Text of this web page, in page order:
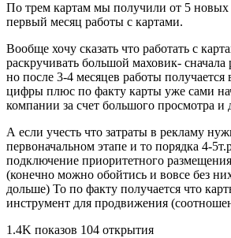
По трем картам мы получили от 5 новых
первый месяц работы с картами.
Вообще хочу сказать что работать с
раскручивать большой маховик- сначала
но после 3-4 месяцев работы
цифры плюс по факту карты уже сами
компании за счет большого просмотра и
А если учесть что затраты в рекламу
первоначальном этапе и то порядка 4-
подключение приоритетного
(конечно можно обойтись и вовсе без
дольше) То по факту получается что
инструмент для продвижения
1.4K показов 104 открытия